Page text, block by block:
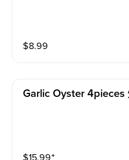
$8.99
Garlic Oyster 4pieces
$15.99⁺